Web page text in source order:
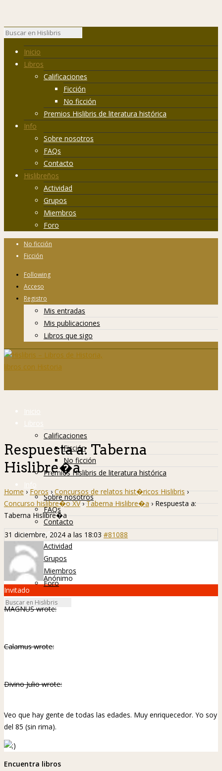
Inicio
Libros
Calificaciones
Ficción
No ficción
Premios Hislibris de literatura histórica
Info
Sobre nosotros
FAQs
Contacto
Hislibreños
Actividad
Grupos
Miembros
Foro
No ficción
Ficción
Following
Acceso
Registro
Mis entradas
Mis publicaciones
Libros que sigo
Inicio
Libros
Calificaciones
Ficción
No ficción
Premios Hislibris de literatura histórica
Info
Sobre nosotros
FAQs
Contacto
Hislibreños
Actividad
Grupos
Miembros
Foro
Respuesta a: Taberna
Hislibre�a
Home › Foros › Concursos de relatos hist�ricos Hislibris ›
Concurso hislibre�o XV › Taberna Hislibre�a › Respuesta a:
Taberna Hislibre�a
31 diciembre, 2024 a las 18:03 #81088
Anónimo
Invitado
MAGNUS wrote:
Calamus wrote:
Divino Julio wrote:
Veo que hay gente de todas las edades. Muy enriquecedor. Yo soy
del 85 (sin rima).
Encuentra libros